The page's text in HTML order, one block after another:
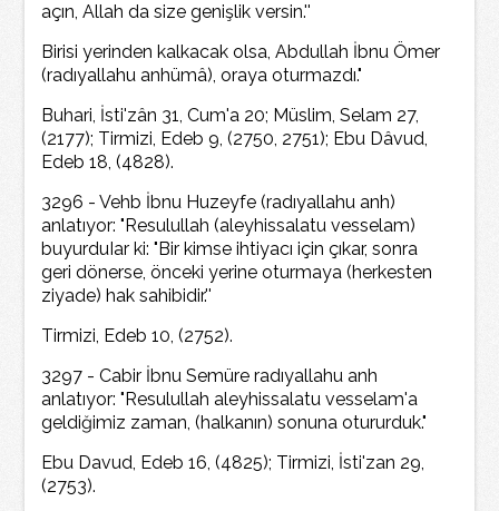
açın, Allah da size genişlik versin.''
Birisi yerinden kalkacak olsa, Abdullah İbnu Ömer
(radıyallahu anhümâ), oraya oturmazdı."
Buhari, İsti'zân 31, Cum'a 20; Müslim, Selam 27,
(2177); Tirmizi, Edeb 9, (2750, 2751); Ebu Dâvud,
Edeb 18, (4828).
3296 - Vehb İbnu Huzeyfe (radıyallahu anh)
anlatıyor: "Resulullah (aleyhissalatu vesselam)
buyurduIar ki: "Bir kimse ihtiyacı için çıkar, sonra
geri dönerse, önceki yerine oturmaya (herkesten
ziyade) hak sahibidir.''
Tirmizi, Edeb 10, (2752).
3297 - Cabir İbnu Semüre radıyallahu anh
anlatıyor: "Resulullah aleyhissalatu vesselam'a
geldiğimiz zaman, (halkanın) sonuna otururduk."
Ebu Davud, Edeb 16, (4825); Tirmizi, İsti'zan 29,
(2753).